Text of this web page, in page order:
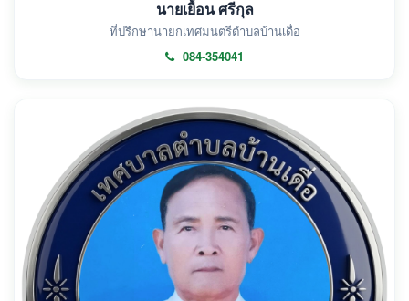
นายเยื้อน ศรีกุล
ที่ปรึกษานายกเทศมนตรีตำบลบ้านเดื่อ
084-354041